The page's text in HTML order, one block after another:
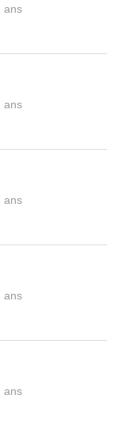
ans
ans
ans
ans
ans